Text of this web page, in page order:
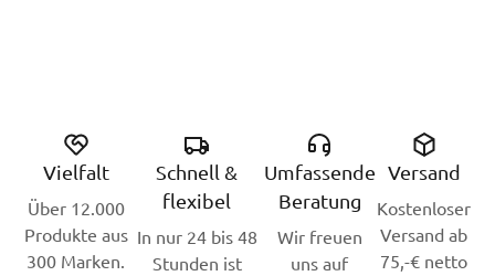
Vielfalt
Über 12.000
Produkte aus
300 Marken.
Schnell &
flexibel
In nur 24 bis 48
Stunden ist
Umfassende
Beratung
Wir freuen
uns auf
Versand
Kostenloser
Versand ab
75,-€ netto